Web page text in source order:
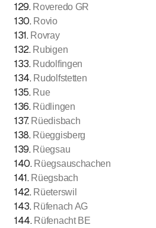
129. Roveredo GR
130. Rovio
131. Rovray
132. Rubigen
133. Rudolfingen
134. Rudolfstetten
135. Rue
136. Rüdlingen
137. Rüedisbach
138. Rüeggisberg
139. Rüegsau
140. Rüegsauschachen
141. Rüegsbach
142. Rüeterswil
143. Rüfenach AG
144. Rüfenacht BE